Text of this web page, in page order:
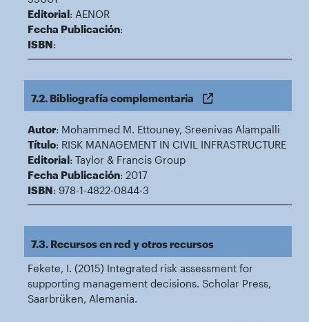
Editorial: AENOR
Fecha Publicación:
ISBN:
7.2. Bibliografía complementaria
Autor: Mohammed M. Ettouney, Sreenivas Alampalli
Título: RISK MANAGEMENT IN CIVIL INFRASTRUCTURE
Editorial: Taylor & Francis Group
Fecha Publicación: 2017
ISBN: 978-1-4822-0844-3
7.3. Recursos en red y otros recursos
Fekete, I. (2015) Integrated risk assessment for
supporting management decisions. Scholar Press,
Saarbrüken, Alemania.